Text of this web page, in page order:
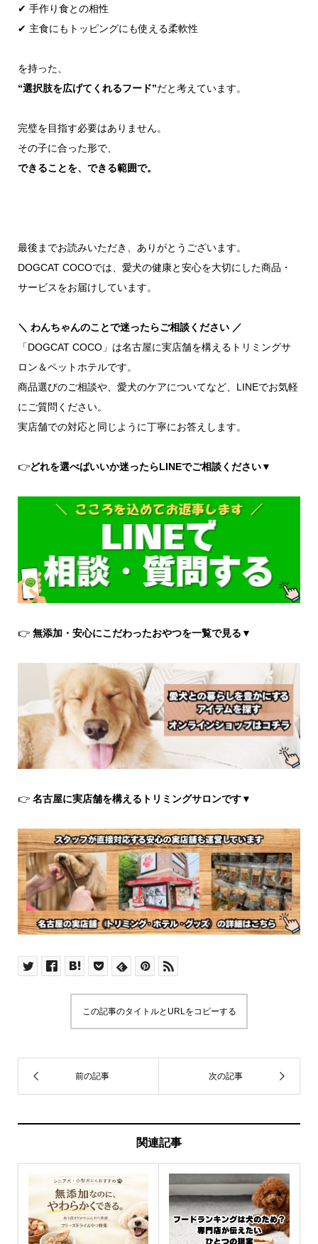
✔ 手作り食との相性
✔ 主食にもトッピングにも使える柔軟性
を持った、
“選択肢を広げてくれるフード”だと考えています。
完璧を目指す必要はありません。
その子に合った形で、
できることを、できる範囲で。
最後までお読みいただき、ありがとうございます。
DOGCAT COCOでは、愛犬の健康と安心を大切にした商品・
サービスをお届けしています。
＼ わんちゃんのことで迷ったらご相談ください ／
「DOGCAT COCO」は名古屋に実店舗を構えるトリミングサ
ロン＆ペットホテルです。
商品選びのご相談や、愛犬のケアについてなど、LINEでお気軽
にご質問ください。
実店舗での対応と同じように丁寧にお答えします。
👉どれを選べばいいか迷ったらLINEでご相談ください▼
👉 無添加・安心にこだわったおやつを一覧で見る▼
👉 名古屋に実店舗を構えるトリミングサロンです▼
この記事のタイトルとURLをコピーする
関連記事